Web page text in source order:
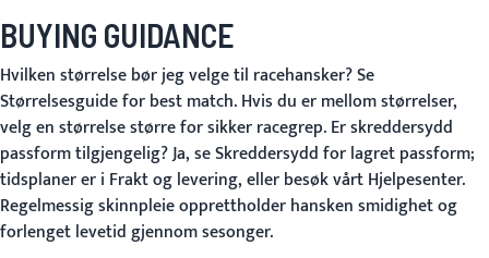
BUYING GUIDANCE
Hvilken størrelse bør jeg velge til racehansker?Se
Størrelsesguidefor best match. Hvis du er mellom størrelser,
velg en størrelse større for sikker racegrep.Er skreddersydd
passform tilgjengelig?Ja, seSkreddersyddfor lagret passform;
tidsplaner er i Frakt og levering, eller besøk vårtHjelpesenter.
Regelmessig skinnpleie opprettholder hansken smidighet og
forlenget levetid gjennom sesonger.